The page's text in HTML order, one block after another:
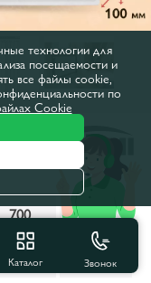
700
800
1200
1400
Каталог Звонок
технологии для
посещаемости и
все файлы cookie,
по
Cookie